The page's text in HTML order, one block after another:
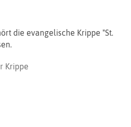
die evangelische Krippe "St.
Krippe